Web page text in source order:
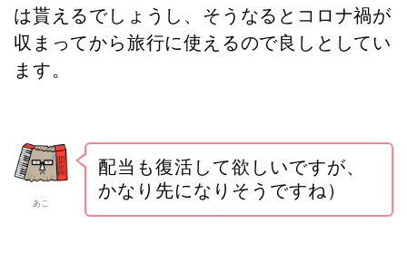
は貰えるでしょうし、そうなるとコロナ禍が
収まってから旅行に使えるので良しとしてい
ます。
あこ
配当も復活して欲しいですが、
かなり先になりそうですね）